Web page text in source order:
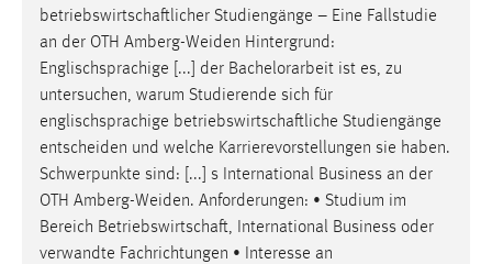
betriebswirtschaftlicher Studiengänge – Eine Fallstudie
an der OTH Amberg-Weiden Hintergrund:
Englischsprachige [...] der Bachelorarbeit ist es, zu
untersuchen, warum Studierende sich für
englischsprachige betriebswirtschaftliche Studiengänge
entscheiden und welche Karrierevorstellungen sie haben.
Schwerpunkte sind: [...] s International Business an der
OTH Amberg-Weiden. Anforderungen: • Studium im
Bereich Betriebswirtschaft, International Business oder
verwandte Fachrichtungen • Interesse an